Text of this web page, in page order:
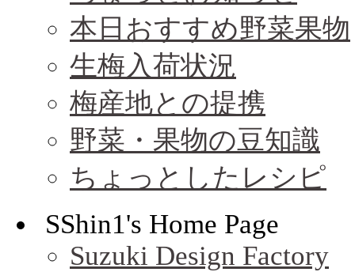
本日おすすめ野菜果物
生梅入荷状況
梅産地との提携
野菜・果物の豆知識
ちょっとしたレシピ
SShin1's Home Page
Suzuki Design Factory